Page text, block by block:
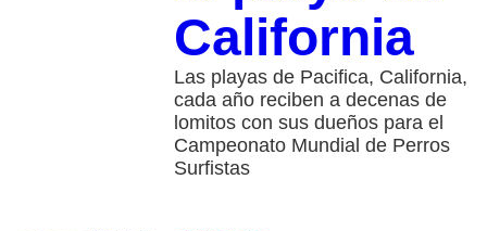
California
Las playas de Pacifica, California,
cada año reciben a decenas de
lomitos con sus dueños para el
Campeonato Mundial de Perros
Surfistas